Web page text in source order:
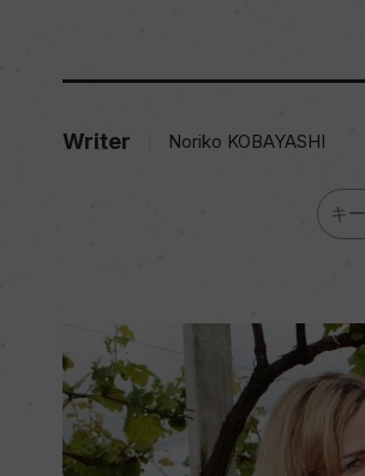
Writer Noriko KOBAYASHI